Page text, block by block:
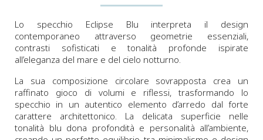
Lo specchio Eclipse Blu interpreta il design
contemporaneo attraverso geometrie essenziali,
contrasti sofisticati e tonalità profonde ispirate
all’eleganza del mare e del cielo notturno.
La sua composizione circolare sovrapposta crea un
raffinato gioco di volumi e riflessi, trasformando lo
specchio in un autentico elemento d’arredo dal forte
carattere architettonico. La delicata superficie nelle
tonalità blu dona profondità e personalità all’ambiente,